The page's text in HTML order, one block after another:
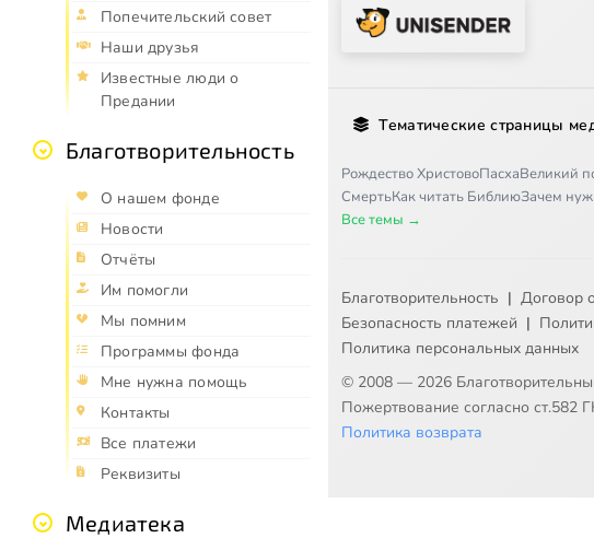
Попечительский совет
Наши друзья
Известные люди о
Предании
Благотворительность
О нашем фонде
Новости
Отчёты
Им помогли
Мы помним
Программы фонда
Мне нужна помощь
Контакты
Все платежи
Реквизиты
Медиатека
Тематические страницы
Рождество ХристовоПасхаВеликий
СмертьКак читать БиблиюЗачем
Все темы →
Благотворительность | Договор
Безопасность платежей |
Политика персональных данных
© 2008 — 2026
Пожертвование согласно ст.582
Политика возврата